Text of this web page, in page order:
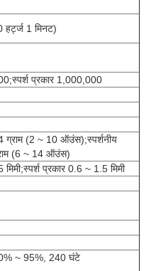
1 मिनट)
प्रकार 1,000,000
ग्राम (2 ~ 10 ऑउंस);स्पर्शनीय
(6 ~ 14 ऑउंस)
प्रकार 0.6 ~ 1.5 मिमी
~ 95%, 240 घंटे